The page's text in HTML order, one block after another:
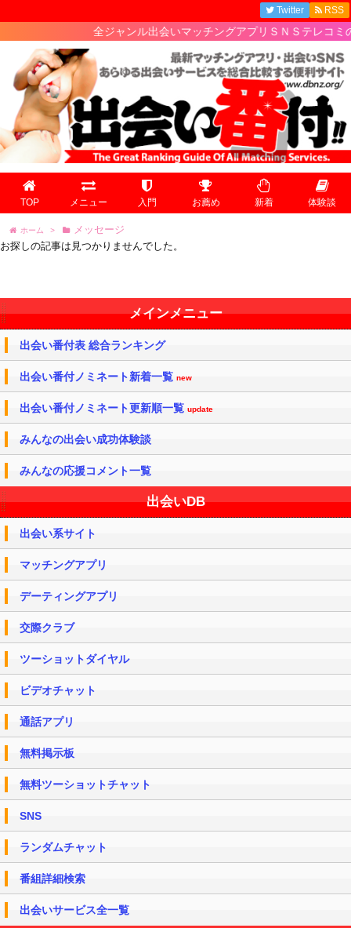
全ジャンル出会いマッチングアプリＳＮＳテレコミの
TOP メニュー 入門 お薦め 新着 体験談
Twitter RSS
ホーム >
メッセージ
お探しの記事は見つかりませんでした。
メインメニュー
出会い番付表 総合ランキング
出会い番付ノミネート新着一覧 new
出会い番付ノミネート更新順一覧 update
みんなの出会い成功体験談
みんなの応援コメント一覧
出会いDB
出会い系サイト
マッチングアプリ
デーティングアプリ
交際クラブ
ツーショットダイヤル
ビデオチャット
通話アプリ
無料掲示板
無料ツーショットチャット
SNS
ランダムチャット
番組詳細検索
出会いサービス全一覧